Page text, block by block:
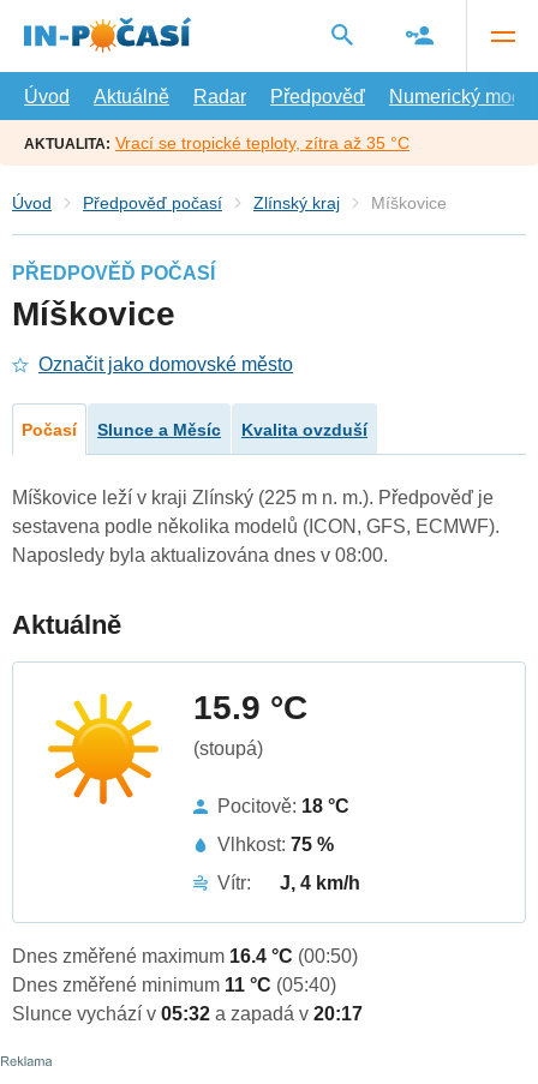
hlavní
Úvod
Aktuálně Radar Předpověď Numerický model
AKTUALITA: Vrací se tropické teploty, zítra až 35 °C
Úvod Předpověď počasí Zlínský kraj Míškovice
PŘEDPOVĚĎ POČASÍ
Míškovice
Označit jako domovské město
Počasí Slunce a Měsíc Kvalita ovzduší
Míškovice leží v kraji Zlínský (225 m n. m.). Předpověď je
sestavena podle několika modelů (ICON, GFS, ECMWF).
Naposledy byla aktualizována dnes v 08:00.
Aktuálně
15.9 °C
(stoupá)
Pocitově: 18 °C
Vlhkost: 75 %
Vítr:
J, 4 km/h
Dnes změřené maximum 16.4 °C (00:50)
Dnes změřené minimum 11 °C (05:40)
Slunce vychází v 05:32 a zapadá v 20:17